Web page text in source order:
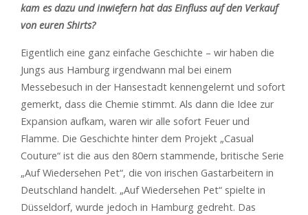
kam es dazu und inwiefern hat das Einfluss auf den Verkauf
von euren Shirts?
Eigentlich eine ganz einfache Geschichte – wir haben die
Jungs aus Hamburg irgendwann mal bei einem
Messebesuch in der Hansestadt kennengelernt und sofort
gemerkt, dass die Chemie stimmt. Als dann die Idee zur
Expansion aufkam, waren wir alle sofort Feuer und
Flamme. Die Geschichte hinter dem Projekt „Casual
Couture“ ist die aus den 80ern stammende, britische Serie
„Auf Wiedersehen Pet“, die von irischen Gastarbeitern in
Deutschland handelt. „Auf Wiedersehen Pet“ spielte in
Düsseldorf, wurde jedoch in Hamburg gedreht. Das